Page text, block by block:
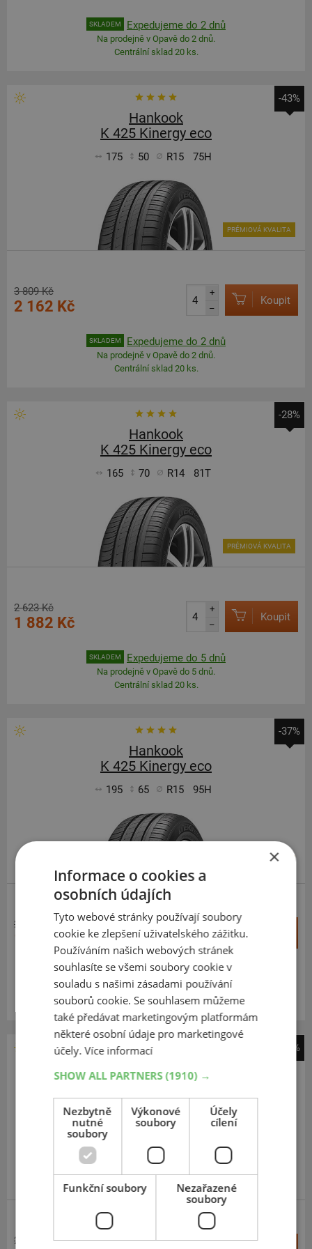
SKLADEM Expedujeme do 2 dnů
Na prodejně v Opavě do 2 dnů.
Centrální sklad 20 ks.
-43%
Hankook
K 425 Kinergy eco
175 50 R15 75H
PRÉMIOVÁ KVALITA
3 809 Kč
2 162 Kč
+
–
Koupit
SKLADEM Expedujeme do 2 dnů
Na prodejně v Opavě do 2 dnů.
Centrální sklad 20 ks.
-28%
Hankook
K 425 Kinergy eco
165 70 R14 81T
PRÉMIOVÁ KVALITA
2 623 Kč
1 882 Kč
+
–
Koupit
SKLADEM Expedujeme do 5 dnů
Na prodejně v Opavě do 5 dnů.
Centrální sklad 20 ks.
-37%
Hankook
K 425 Kinergy eco
195 65 R15 95H
PRÉMIOVÁ KVALITA
2 860 Kč
1 802 Kč
SKLADEM Expedujeme do 5 dnů
Na prodejně v Opavě do 5 dnů.
Centrální sklad 20 ks.
-35%
K 425 Kinergy eco
195 65 R15 91H
2 758 Kč
+
×
Informace o cookies a
osobních údajích
Tyto webové stránky používají soubory
cookie ke zlepšení uživatelského zážitku.
Používáním našich webových stránek
souhlasíte se všemi soubory cookie v
souladu s našimi zásadami používání
souborů cookie. Se souhlasem můžeme
také předávat marketingovým platformám
některé osobní údaje pro marketingové
účely.Více informací
SHOW ALL PARTNERS(1910) →
Nezbytně
nutné
soubory
Výkonové
soubory
Účely
cílení
Funkční soubory
Nezařazené
soubory